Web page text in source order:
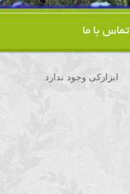
تماس با ما
ابزارکی وجود ندارد